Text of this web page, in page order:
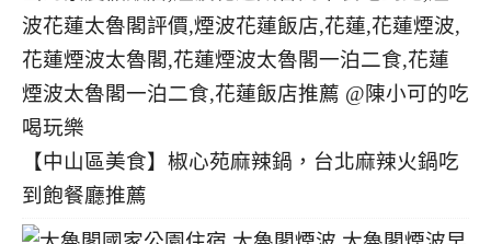
【中山區美食】椒心苑麻辣鍋，台北麻辣火鍋吃
到飽餐廳推薦